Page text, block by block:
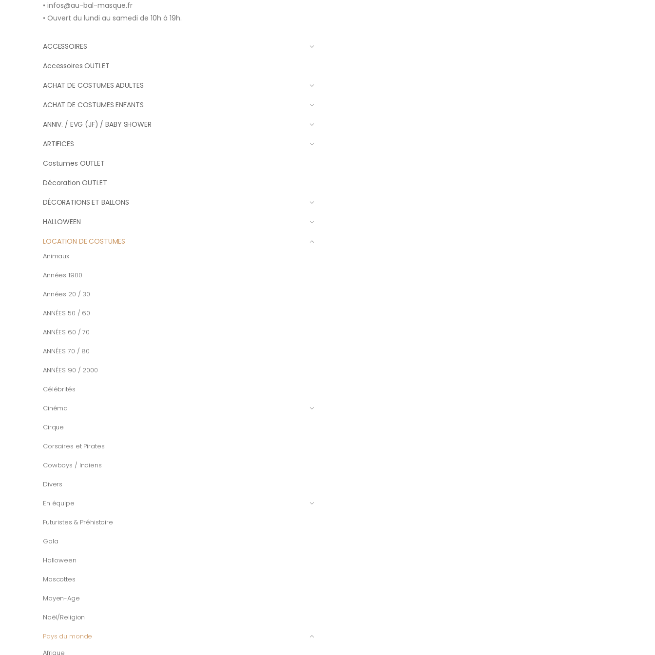
• infos@au-bal-masque.fr
• Ouvert du lundi au samedi de 10h à 19h.
ACCESSOIRES
Accessoires OUTLET
ACHAT DE COSTUMES ADULTES
ACHAT DE COSTUMES ENFANTS
ANNIV. / EVG (JF) / BABY SHOWER
ARTIFICES
Costumes OUTLET
Décoration OUTLET
DÉCORATIONS ET BALLONS
HALLOWEEN
LOCATION DE COSTUMES
Animaux
Années 1900
Années 20 / 30
ANNÉES 50 / 60
ANNÉES 60 / 70
ANNÉES 70 / 80
ANNÉES 90 / 2000
Célébrités
Cinéma
Cirque
Corsaires et Pirates
Cowboys / Indiens
Divers
En équipe
Futuristes & Préhistoire
Gala
Halloween
Mascottes
Moyen-Age
Noël/Religion
Pays du monde
Afrique